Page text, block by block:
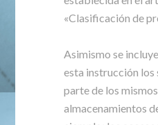
«Clasificación de
Asimismo se
esta instrucción los
parte de los
almacenamientos